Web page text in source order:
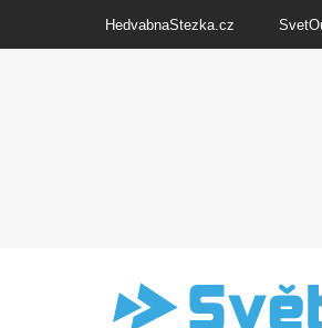
HedvabnaStezka.cz